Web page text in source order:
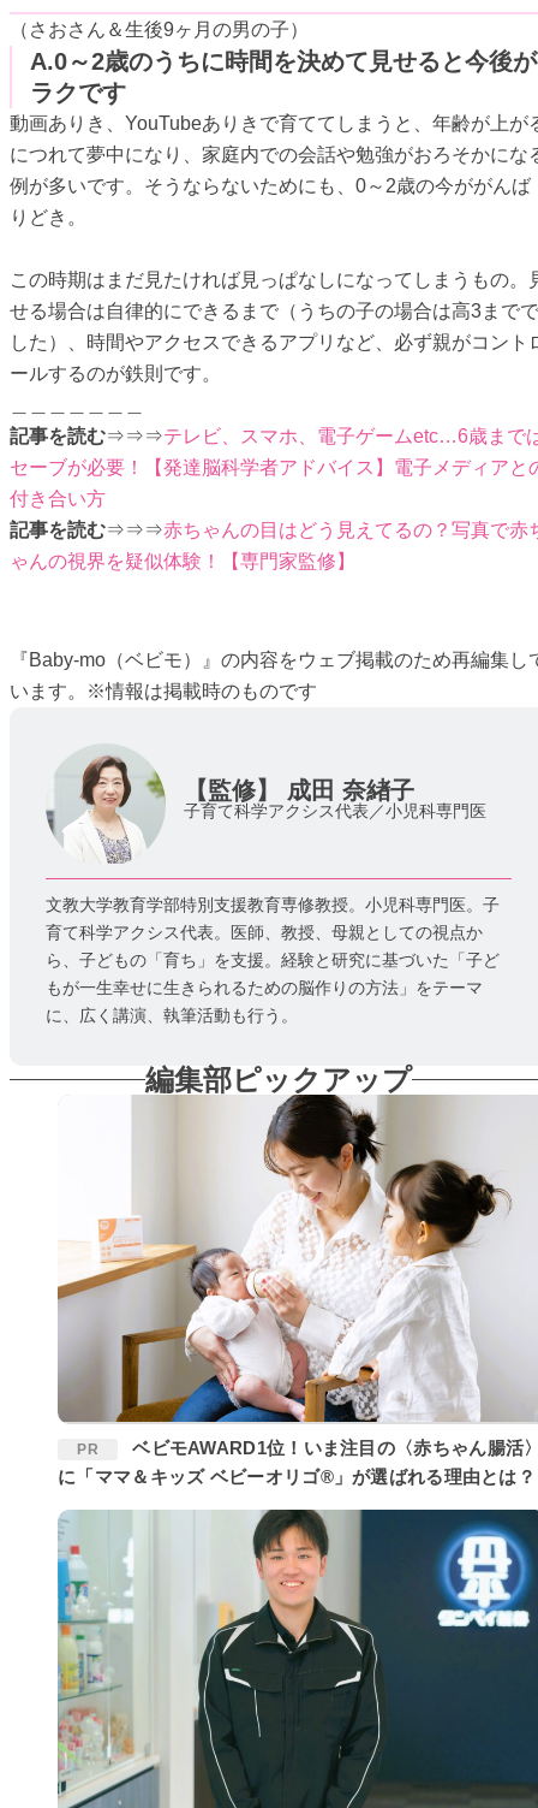
（さおさん＆生後9ヶ月の男の子）
A.0～2歳のうちに時間を決めて見せると今後が
ラクです
動画ありき、YouTubeありきで育ててしまうと、年齢が上が
につれて夢中になり、家庭内での会話や勉強がおろそかにな
例が多いです。そうならないためにも、0～2歳の今ががんば
りどき。
この時期はまだ見たければ見っぱなしになってしまうもの。
せる場合は自律的にできるまで（うちの子の場合は高3までで
した）、時間やアクセスできるアプリなど、必ず親がコント
ールするのが鉄則です。
記事を読む⇒⇒⇒テレビ、スマホ、電子ゲームetc…6歳まで
セーブが必要！【発達脳科学者アドバイス】電子メディアと
付き合い方
記事を読む⇒⇒⇒赤ちゃんの目はどう見えてるの？写真で赤
ゃんの視界を疑似体験！【専門家監修】
『Baby-mo（ベビモ）』の内容をウェブ掲載のため再編集し
います。※情報は掲載時のものです
【監修】 成田 奈緖子
子育て科学アクシス代表／小児科専門医
文教大学教育学部特別支援教育専修教授。小児科専門医。子
育て科学アクシス代表。医師、教授、母親としての視点か
ら、子どもの「育ち」を支援。経験と研究に基づいた「子ど
もが一生幸せに生きられるための脳作りの方法」をテーマ
に、広く講演、執筆活動も行う。
編集部ピックアップ
PR
ベビモAWARD1位！いま注目の〈赤ちゃん腸活〉
に「ママ＆キッズ ベビーオリゴ®」が選ばれる理由とは？